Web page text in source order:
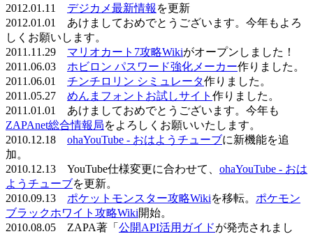
2012.01.11 デジカメ最新情報 を更新
2012.01.01 あけましておめでとうございます。今年もよろ
しくお願いします。
2011.11.29 マリオカート7攻略Wikiがオープンしました！
2011.06.03 ホビロン パスワード強化メーカー作りました。
2011.06.01 チンチロリン シミュレータ作りました。
2011.05.27 めんまフォントお試しサイト 作りました。
2011.01.01 あけましておめでとうございます。今年も
ZAPAnet総合情報局をよろしくお願いいたします。
2010.12.18 ohaYouTube - おはようチューブに新機能を追
加。
2010.12.13 YouTube仕様変更に合わせて、 ohaYouTube - おは
ようチューブを更新。
2010.09.13 ポケットモンスター攻略Wikiを移転。 ポケモン
ブラックホワイト攻略Wiki開始。
2010.08.05 ZAPA著「 公開API活用ガイドが発売されまし